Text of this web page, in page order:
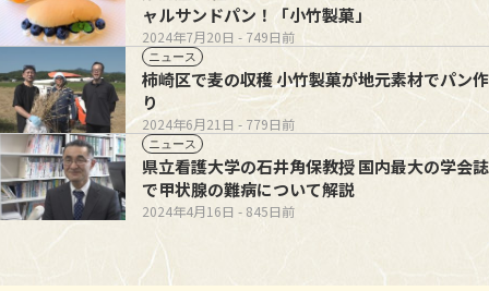
2024年7月20日 - 749日前
ャルサンドパン！「小竹製菓」
ニュース
2024年6月21日 - 779日前
柿崎区で麦の収穫 小竹製菓が地元素材でパン作
り
ニュース
2024年4月16日 - 845日前
県立看護大学の石井角保教授 国内最大の学会誌
で甲状腺の難病について解説